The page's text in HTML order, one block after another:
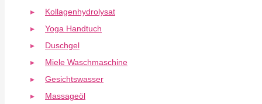
Kollagenhydrolysat
Yoga Handtuch
Duschgel
Miele Waschmaschine
Gesichtswasser
Massageöl